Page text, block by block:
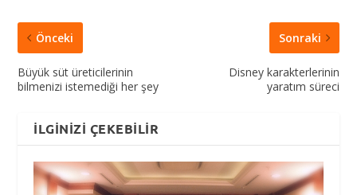
Önceki
Büyük süt üreticilerinin
bilmenizi istemediği her şey
Sonraki
Disney karakterlerinin
yaratım süreci
İLGINIZI ÇEKEBILIR